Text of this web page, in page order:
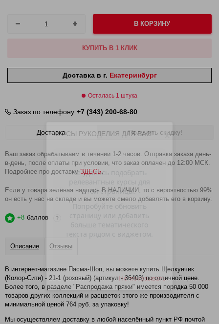
В КОРЗИНУ
КУПИТЬ В 1 КЛИК
Доставка в г. Екатеринбург
Осталась 1 штука
Заказ по телефону +7 (343) 200-68-80
Доставка Получить скидку!
Ваш заказ обрабатываем в течении 1-2 часов. Отправка заказа день-
в-день, после оплаты при условии, что заказ оплачен до 12:00 МСК.
Подробнее про доставку ЗДЕСЬ.
Если у товара зелёная надпись В НАЛИЧИИ, то с вероятностью 99%
он есть у нас на складе и вы можете смело добавлять его в корзину.
+8 баллов ?
Описание Отзывы
В интернет-магазине Пасма-Шоп, вы можете купить Щелкунчик
(Колор-Сити) - 21-1 (розовый) (артикул - 36403) по отличной цене.
Более того, в разделе "Распродажа пряжи" имеется порядка 50 000
товаров других коллекций и расцветок этого же производителя с
минимальной ценой 764 руб. за упаковку!
Мы осуществляем доставку в любой населённый пункт РФ почтой
×
КУРСЫ РУКОДЕЛИЯ ДЛЯ ВАС!
Не показывать